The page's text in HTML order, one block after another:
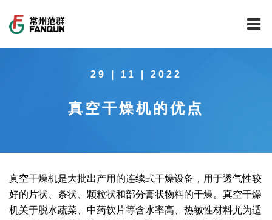
公司荣誉
范群文化
载体催化剂全自动生产线系列
回转圆筒干燥焙烧系列
新能源新材料行业
制药行业
技术中心
工程实验室
新闻中心
29 | 11 | 2022
真空干燥机的优点
真空干燥机是大批出产用的连续式干燥设备，用于透气性较
好的片状、条状、颗粒状和部分膏状物料的干燥。真空干燥
机关于脱水蔬菜、中药饮片等含水率高、热敏性材料尤为适